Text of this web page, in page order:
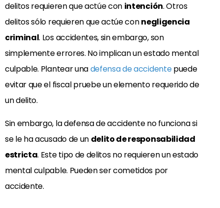
delitos requieren que actúe con intención. Otros
delitos sólo requieren que actúe connegligencia
criminal. Los accidentes, sin embargo, son
simplemente errores. No implican un estado mental
culpable. Plantear unadefensa de accidentepuede
evitar que el fiscal pruebe un elemento requerido de
un delito.
Sin embargo, la defensa de accidente no funciona si
se le ha acusado de un delito de responsabilidad
estricta. Este tipo de delitos no requieren un estado
mental culpable. Pueden ser cometidos por
accidente.